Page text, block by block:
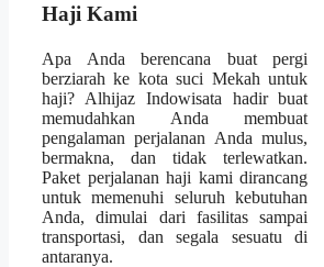
Haji Kami
Apa Anda berencana buat pergi
berziarah ke kota suci Mekah untuk
haji? Alhijaz Indowisata hadir buat
memudahkan Anda membuat
pengalaman perjalanan Anda mulus,
bermakna, dan tidak terlewatkan.
Paket perjalanan haji kami dirancang
untuk memenuhi seluruh kebutuhan
Anda, dimulai dari fasilitas sampai
transportasi, dan segala sesuatu di
antaranya.